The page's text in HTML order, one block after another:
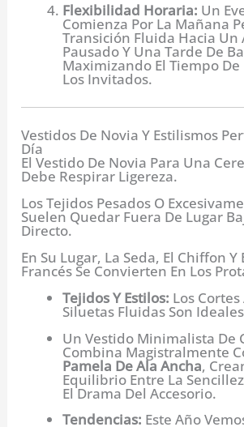
Flexibilidad Horaria: Un
Comienza Por La Mañana
Transición Fluida Hacia Un
Pausado Y Una Tarde De
Maximizando El Tiempo
Los Invitados.
Vestidos De Novia Y Estilismos
Día
El Vestido De Novia Para Una
Debe Respirar Ligereza.
Los Tejidos Pesados O
Suelen Quedar Fuera De Lugar
Directo.
En Su Lugar, La Seda, El Chiffon Y
Francés Se Convierten En Los
Tejidos Y Estilos: Los Cortes
Siluetas Fluidas Son
Un Vestido Minimalista De
Combina Magistralmente
Pamela De Ala Ancha,
Equilibrio Entre La
El Drama Del Accesorio.
Tendencias: Este Año